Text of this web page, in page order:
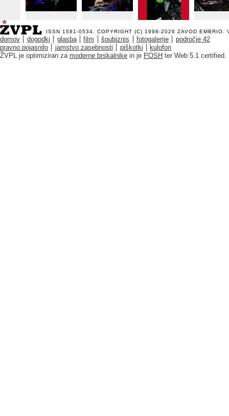
ISSN 1581-0534. COPYRIGHT (C) 1998-2026 ZAVOD EMBRIO .
domov dogodki glasba film šoubiznis fotogalerije
področje 42
pravno pojasnilo
jamstvo zasebnosti piškotki
kulofon
ŽVPL je optimiziran za moderne brskalnike in je POSH ter Web 5.1 certified.